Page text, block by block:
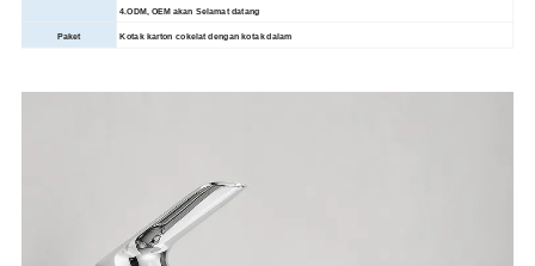
4.ODM, OEM akan Selamat datang
Paket Kotak karton cokelat dengan kotak dalam